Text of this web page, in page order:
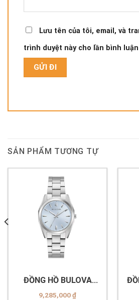
Lưu tên của tôi, email, và
trình duyệt này cho lần bình
SẢN PHẨM TƯƠNG TỰ
ĐỒNG HỒ BULOVA
96L346
9,285,000₫